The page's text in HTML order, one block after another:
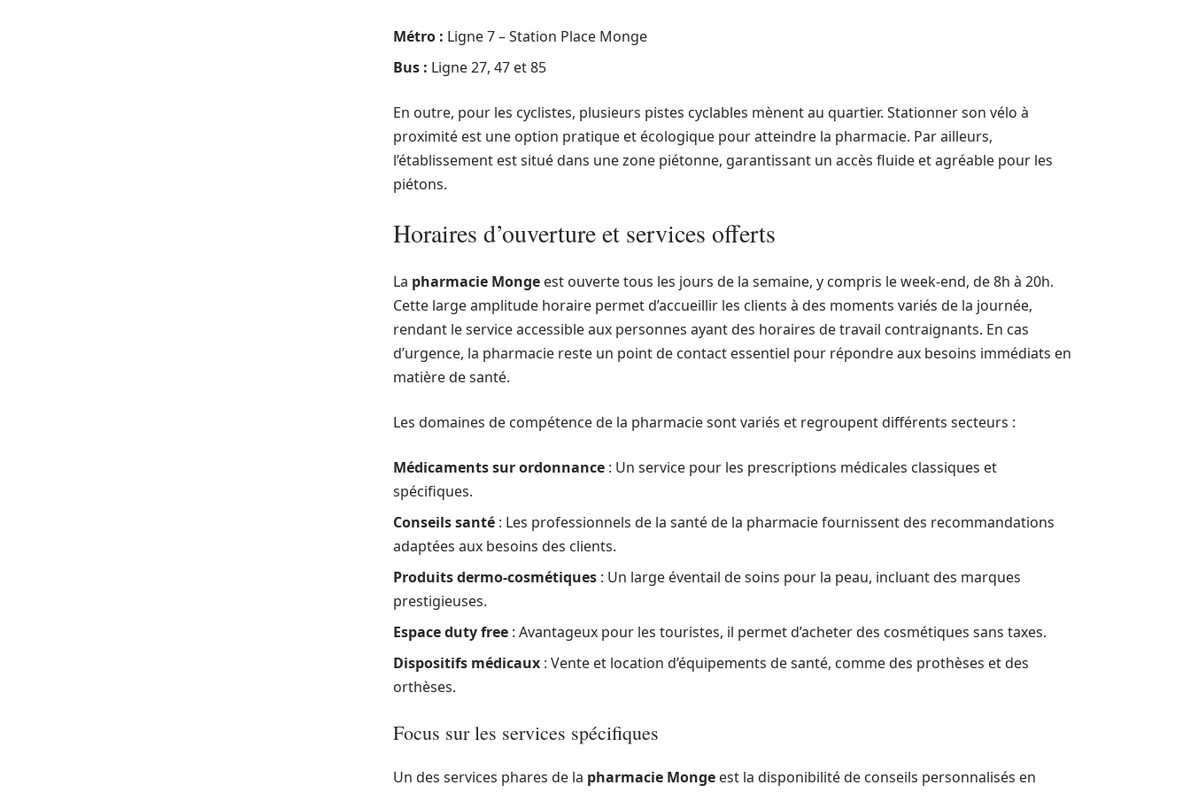
Métro : Ligne 7 – Station Place Monge
Bus : Ligne 27, 47 et 85
En outre, pour les cyclistes, plusieurs pistes cyclables mènent au quartier. Stationner son vélo à
proximité est une option pratique et écologique pour atteindre la pharmacie. Par ailleurs,
l’établissement est situé dans une zone piétonne, garantissant un accès fluide et agréable pour les
piétons.
Horaires d’ouverture et services offerts
La pharmacie Monge est ouverte tous les jours de la semaine, y compris le week-end, de 8h à 20h.
Cette large amplitude horaire permet d’accueillir les clients à des moments variés de la journée,
rendant le service accessible aux personnes ayant des horaires de travail contraignants. En cas
d’urgence, la pharmacie reste un point de contact essentiel pour répondre aux besoins immédiats en
matière de santé.
Les domaines de compétence de la pharmacie sont variés et regroupent différents secteurs :
Médicaments sur ordonnance : Un service pour les prescriptions médicales classiques et
spécifiques.
Conseils santé : Les professionnels de la santé de la pharmacie fournissent des recommandations
adaptées aux besoins des clients.
Produits dermo-cosmétiques : Un large éventail de soins pour la peau, incluant des marques
prestigieuses.
Espace duty free : Avantageux pour les touristes, il permet d’acheter des cosmétiques sans taxes.
Dispositifs médicaux : Vente et location d’équipements de santé, comme des prothèses et des
orthèses.
Focus sur les services spécifiques
Un des services phares de la pharmacie Monge est la disponibilité de conseils personnalisés en